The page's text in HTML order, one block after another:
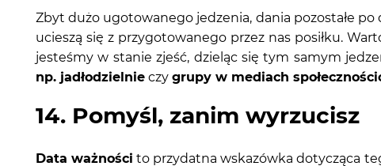
Zbyt dużo ugotowanego jedzenia, dania pozostałe
ucieszą się z przygotowanego przez nas posiłku.
jesteśmy w stanie zjeść, dzieląc się tym samym
np. jadłodzielnie czy grupy w mediach
14. Pomyśl, zanim wyrzucisz
Data ważności to przydatna wskazówka dotycząca